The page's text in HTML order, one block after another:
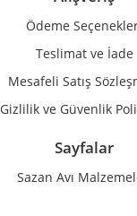
Ödeme
Teslimat ve İade
Mesafeli Satış
Gizlilik ve Güvenlik
Sayfalar
Sazan Avı